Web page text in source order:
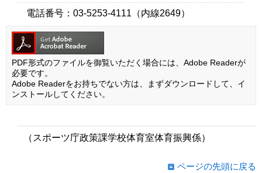
電話番号：03-5253-4111（内線2649）
PDF形式のファイルを御覧いただく場合には、Adobe Readerが
必要です。
Adobe Readerをお持ちでない方は、まずダウンロードして、イ
ンストールしてください。
（スポーツ庁政策課学校体育室体育振興係）
ページの先頭に戻る